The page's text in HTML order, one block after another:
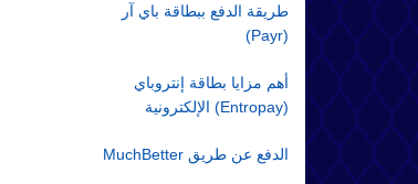
طريقة الدفع ببطاقة باي آر
(Payr)
أهم مزايا بطاقة إنتروباي
(Entropay) الإلكترونية
الدفع عن طريق MuchBetter